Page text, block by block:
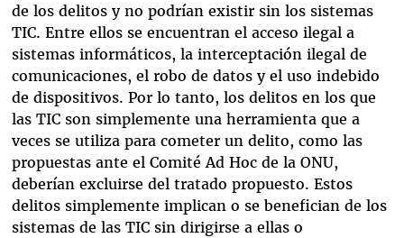
de los delitos y no podrían existir sin los sistemas
TIC. Entre ellos se encuentran el acceso ilegal a
sistemas informáticos, la interceptación ilegal de
comunicaciones, el robo de datos y el uso indebido
de dispositivos. Por lo tanto, los delitos en los que
las TIC son simplemente una herramienta que a
veces se utiliza para cometer un delito, como las
propuestas ante el Comité Ad Hoc de la ONU,
deberían excluirse del tratado propuesto. Estos
delitos simplemente implican o se benefician de los
sistemas de las TIC sin dirigirse a ellas o